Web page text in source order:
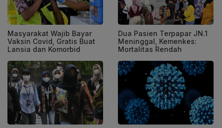
Masyarakat Wajib Bayar
Vaksin Covid, Gratis Buat
Lansia dan Komorbid
Dua Pasien Terpapar JN.1
Meninggal, Kemenkes:
Mortalitas Rendah